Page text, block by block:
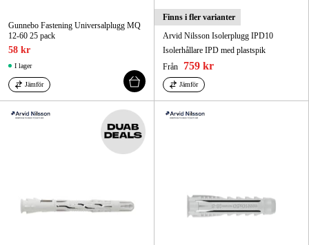
FAQ
Gunnebo Fastening Universalplugg MQ
12-60 25 pack
58 kr
I lager
Jämför
Finns i fler varianter
Arvid Nilsson Isolerplugg IPD10
Isolerhållare IPD med plastspik
Från
759 kr
Jämför